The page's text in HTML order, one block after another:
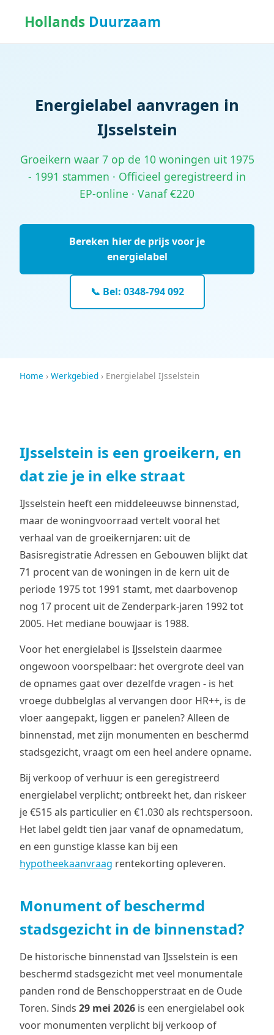
Hollands Duurzaam
Energielabel aanvragen in
IJsselstein
Groeikern waar 7 op de 10 woningen uit 1975
- 1991 stammen · Officieel geregistreerd in
EP-online · Vanaf €220
Bereken hier de prijs voor je
energielabel
📞 Bel: 0348-794 092
Home › Werkgebied › Energielabel IJsselstein
IJsselstein is een groeikern, en
dat zie je in elke straat
IJsselstein heeft een middeleeuwse binnenstad,
maar de woningvoorraad vertelt vooral het
verhaal van de groeikernjaren: uit de
Basisregistratie Adressen en Gebouwen blijkt dat
71 procent van de woningen in de kern uit de
periode 1975 tot 1991 stamt, met daarbovenop
nog 17 procent uit de Zenderpark-jaren 1992 tot
2005. Het mediane bouwjaar is 1988.
Voor het energielabel is IJsselstein daarmee
ongewoon voorspelbaar: het overgrote deel van
de opnames gaat over dezelfde vragen - is het
vroege dubbelglas al vervangen door HR++, is de
vloer aangepakt, liggen er panelen? Alleen de
binnenstad, met zijn monumenten en beschermd
stadsgezicht, vraagt om een heel andere opname.
Bij verkoop of verhuur is een geregistreerd
energielabel verplicht; ontbreekt het, dan riskeer
je €515 als particulier en €1.030 als rechtspersoon.
Het label geldt tien jaar vanaf de opnamedatum,
en een gunstige klasse kan bij een
hypotheekaanvraag rentekorting opleveren.
Monument of beschermd
stadsgezicht in de binnenstad?
De historische binnenstad van IJsselstein is een
beschermd stadsgezicht met veel monumentale
panden rond de Benschopperstraat en de Oude
Toren. Sinds 29 mei 2026 is een energielabel ook
voor monumenten verplicht bij verkoop of